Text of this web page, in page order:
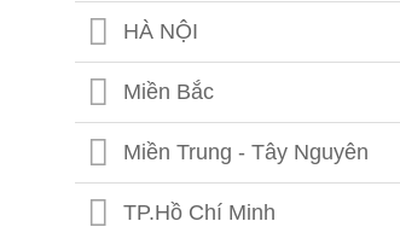
HÀ NỘI
Miền Bắc
Miền Trung - Tây Nguyên
TP.Hồ Chí Minh